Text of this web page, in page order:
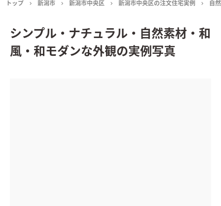
トップ
新潟市 新潟市中央区 新潟市中央区の注文住宅実例 自
シンプル・ナチュラル・自然素材・和
風・和モダンな外観の実例写真